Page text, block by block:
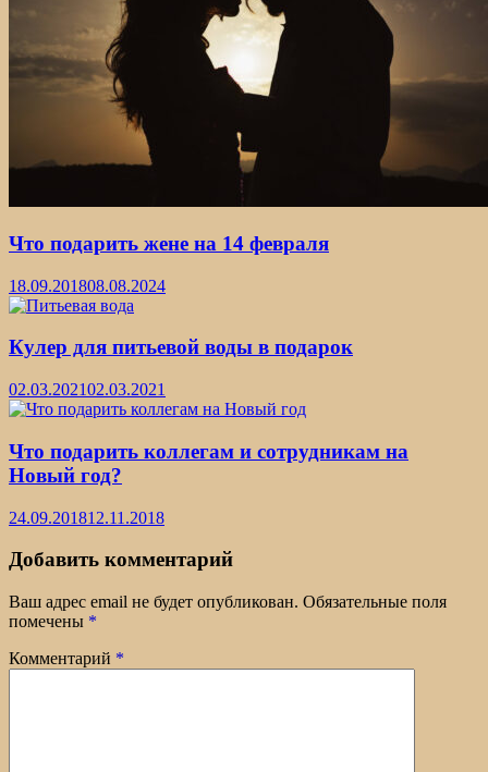
Что подарить жене на 14 февраля
18.09.201808.08.2024
Кулер для питьевой воды в подарок
02.03.202102.03.2021
Что подарить коллегам и сотрудникам на
Новый год?
24.09.201812.11.2018
Добавить комментарий
Ваш адрес email не будет опубликован. Обязательные поля
помечены *
Комментарий *